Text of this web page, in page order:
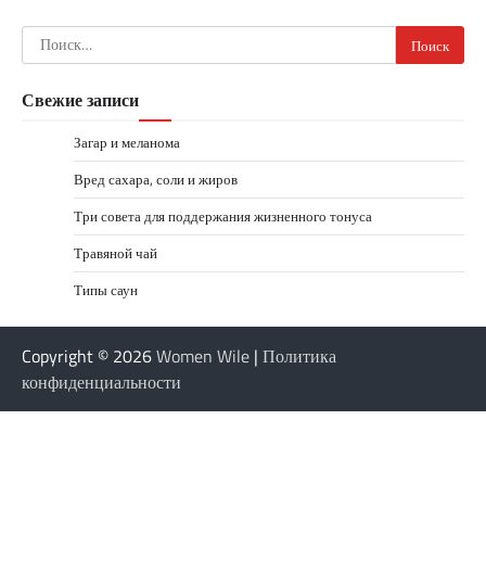
Найти:
Свежие записи
Загар и меланома
Вред сахара, соли и жиров
Три совета для поддержания жизненного тонуса
Травяной чай
Типы саун
Copyright © 2026Women Wile | Политика
конфиденциальности